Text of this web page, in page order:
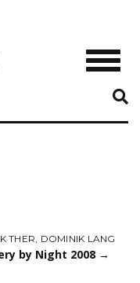
THER DOMINIK LANG
by Night 2008 →